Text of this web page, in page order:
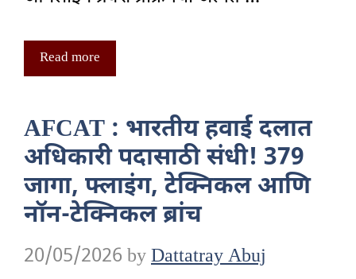
Read more
AFCAT : भारतीय हवाई दलात
अधिकारी पदासाठी संधी! 379
जागा, फ्लाइंग, टेक्निकल आणि
नॉन-टेक्निकल ब्रांच
20/05/2026 byDattatray Abuj